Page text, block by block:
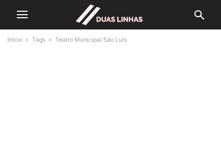
Início Tags Teatro Municipal São Luís